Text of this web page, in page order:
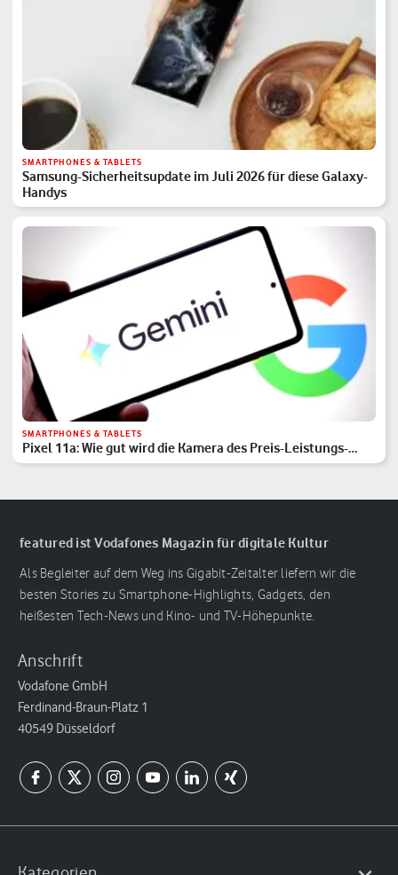
SMARTPHONES & TABLETS
Samsung-Sicherheitsupdate im Juli 2026 für diese Galaxy-
Handys
SMARTPHONES & TABLETS
Pixel 11a: Wie gut wird die Kamera des Preis-Leistungs-
Hits?
featured ist Vodafones Magazin für digitale Kultur
Als Begleiter auf dem Weg ins Gigabit-Zeitalter liefern wir die
besten Stories zu Smartphone-Highlights, Gadgets, den
heißesten Tech-News und Kino- und TV-Höhepunkte.
Anschrift
Vodafone GmbH
Ferdinand-Braun-Platz 1
40549 Düsseldorf